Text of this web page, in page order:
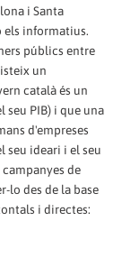
i Santa
els informatius.
públics entre
un
català és un
seu PIB) i que una
d'empreses
seu ideari i el seu
de
lo des de la base
i directes: